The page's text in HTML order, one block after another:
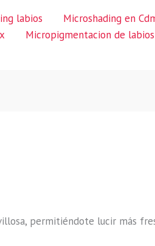
labios
Microshading en
Micropigmentacion de labios
permitiéndote lucir más